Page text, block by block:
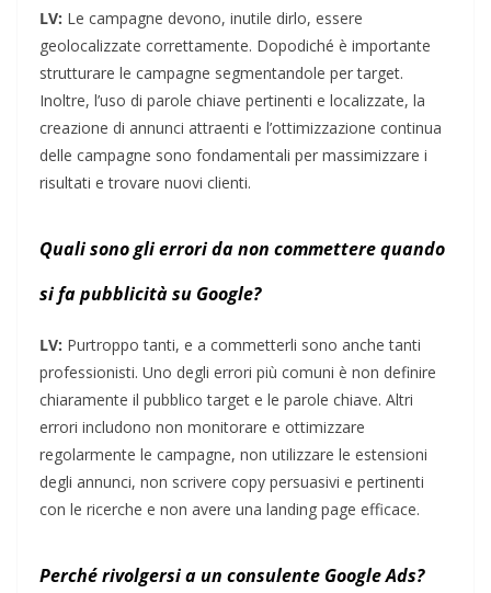
LV: Le campagne devono, inutile dirlo, essere
geolocalizzate correttamente. Dopodiché è importante
strutturare le campagne segmentandole per target.
Inoltre, l’uso di parole chiave pertinenti e localizzate, la
creazione di annunci attraenti e l’ottimizzazione continua
delle campagne sono fondamentali per massimizzare i
risultati e trovare nuovi clienti.
Quali sono gli errori da non commettere quando
si fa pubblicità su Google?
LV: Purtroppo tanti, e a commetterli sono anche tanti
professionisti. Uno degli errori più comuni è non definire
chiaramente il pubblico target e le parole chiave. Altri
errori includono non monitorare e ottimizzare
regolarmente le campagne, non utilizzare le estensioni
degli annunci, non scrivere copy persuasivi e pertinenti
con le ricerche e non avere una landing page efficace.
Perché rivolgersi a un consulente Google Ads?